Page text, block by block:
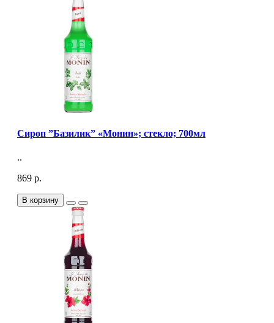
Сироп ”Базилик” «Монин»; стекло; 700мл
..
869 р.
В корзину